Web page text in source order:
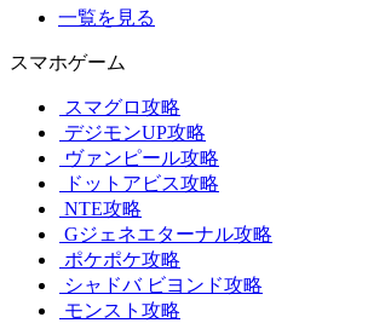
一覧を見る
スマホゲーム
スマグロ攻略
デジモンUP攻略
ヴァンピール攻略
ドットアビス攻略
NTE攻略
Gジェネエターナル攻略
ポケポケ攻略
シャドバ ビヨンド攻略
モンスト攻略